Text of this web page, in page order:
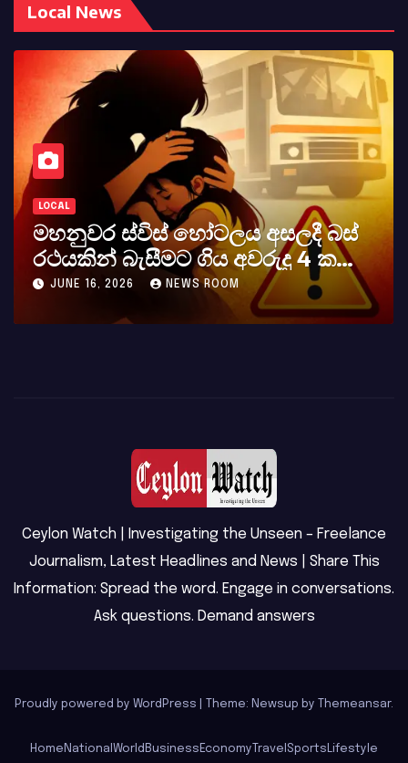
Local News
LOCAL
කර්නල් අශෝක අලස් මහතාගේ
අභාවය අප රටට සිදුවූ විශාල
MAY 23, 2026 NEWS ROOM
Ceylon Watch | Investigating the Unseen – Freelance
Journalism, Latest Headlines and News | Share This
Information: Spread the word. Engage in conversations.
Ask questions. Demand answers
Proudly powered by WordPress Theme: Newsup by Themeansar.
Home National World Business Economy Travel Sports Lifestyle